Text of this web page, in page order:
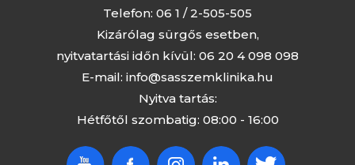
Telefon: 06 1 / 2-505-505
Kizárólag sürgős esetben,
nyitvatartási időn kívül: 06 20 4 098 098
E-mail: info@sasszemklinika.hu
Nyitva tartás:
Hétfőtől szombatig: 08:00 - 16:00